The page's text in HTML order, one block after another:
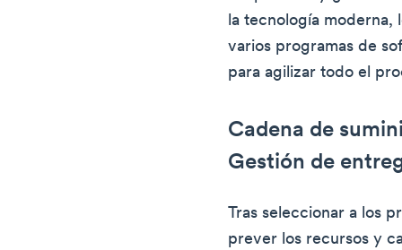
la tecnología moderna,
varios programas de
para agilizar todo el
Cadena de
Gestión de
Tras seleccionar a los
prever los recursos y